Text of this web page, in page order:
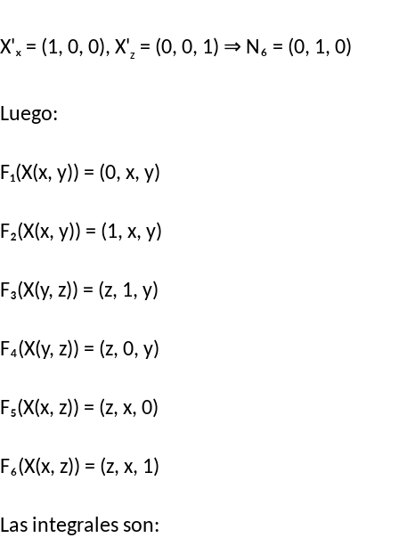
X'ₓ = (1, 0, 0), X'z = (0, 0, 1) ⇒ N₆ = (0, 1, 0)
Luego:
F₁(X(x, y)) = (0, x, y)
F₂(X(x, y)) = (1, x, y)
F₃(X(y, z)) = (z, 1, y)
F₄(X(y, z)) = (z, 0, y)
F₅(X(x, z)) = (z, x, 0)
F₆(X(x, z)) = (z, x, 1)
Las integrales son: